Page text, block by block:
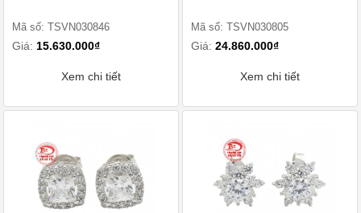
Mã số: TSVN030846
Giá: 15.630.000₫
Xem chi tiết
Mã số: TSVN030805
Giá: 24.860.000₫
Xem chi tiết